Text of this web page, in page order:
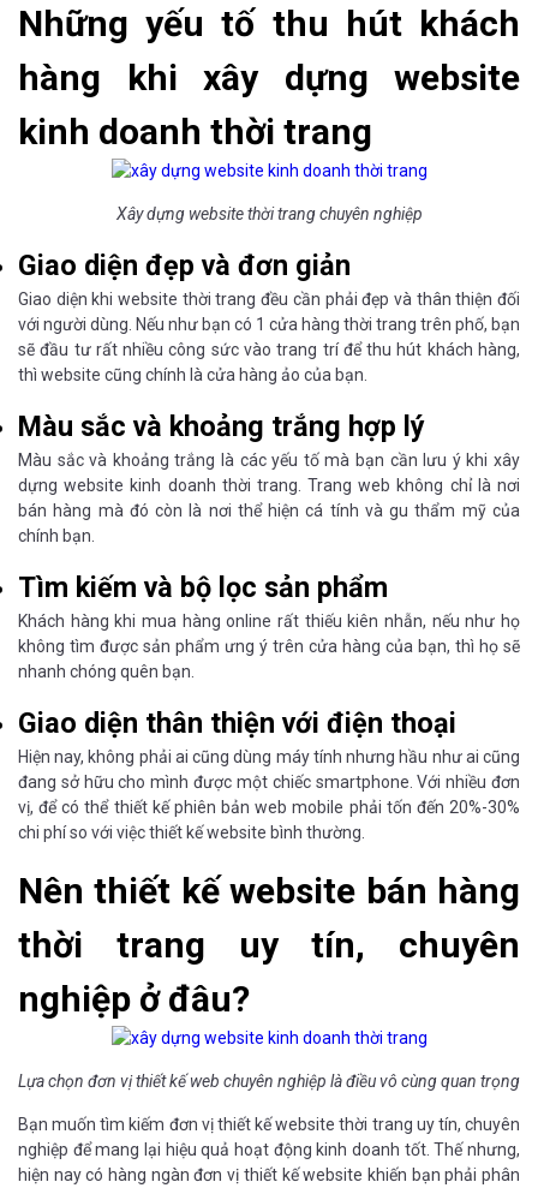
Những yếu tố thu hút khách
hàng khi xây dựng website
kinh doanh thời trang
Xây dựng website thời trang chuyên nghiệp
Giao diện đẹp và đơn giản
Giao diện khi website thời trang đều cần phải đẹp và thân thiện đối
với người dùng. Nếu như bạn có 1 cửa hàng thời trang trên phố, bạn
sẽ đầu tư rất nhiều công sức vào trang trí để thu hút khách hàng,
thì website cũng chính là cửa hàng ảo của bạn.
Màu sắc và khoảng trắng hợp lý
Màu sắc và khoảng trắng là các yếu tố mà bạn cần lưu ý khi xây
dựng website kinh doanh thời trang. Trang web không chỉ là nơi
bán hàng mà đó còn là nơi thể hiện cá tính và gu thẩm mỹ của
chính bạn.
Tìm kiếm và bộ lọc sản phẩm
Khách hàng khi mua hàng online rất thiếu kiên nhẫn, nếu như họ
không tìm được sản phẩm ưng ý trên cửa hàng của bạn, thì họ sẽ
nhanh chóng quên bạn.
Giao diện thân thiện với điện thoại
Hiện nay, không phải ai cũng dùng máy tính nhưng hầu như ai cũng
đang sở hữu cho mình được một chiếc smartphone. Với nhiều đơn
vị, để có thể thiết kế phiên bản web mobile phải tốn đến 20%-30%
chi phí so với việc thiết kế website bình thường.
Nên thiết kế website bán hàng
thời trang uy tín, chuyên
nghiệp ở đâu?
Lựa chọn đơn vị thiết kế web chuyên nghiệp là điều vô cùng quan trọng
Bạn muốn tìm kiếm đơn vị thiết kế website thời trang uy tín, chuyên
nghiệp để mang lại hiệu quả hoạt động kinh doanh tốt. Thế nhưng,
hiện nay có hàng ngàn đơn vị thiết kế website khiến bạn phải phân